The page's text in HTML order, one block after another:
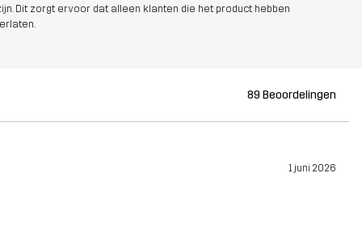
Dit zorgt ervoor dat alleen klanten die het product hebben
89 Beoordelingen
1 juni 2026